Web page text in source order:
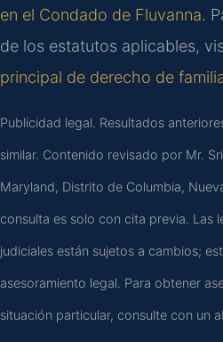
en el Condado de Fluvanna.
de los estatutos aplicables,
principal de derecho de
Publicidad legal. Resultados
similar. Contenido revisado por Mr.
Maryland, Distrito de Columbia,
consulta es solo con cita previa. Las
judiciales están sujetos a cambios;
asesoramiento legal. Para obtener
situación particular, consulte con un